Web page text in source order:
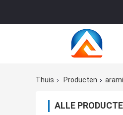
Thuis
Producten
ALLE